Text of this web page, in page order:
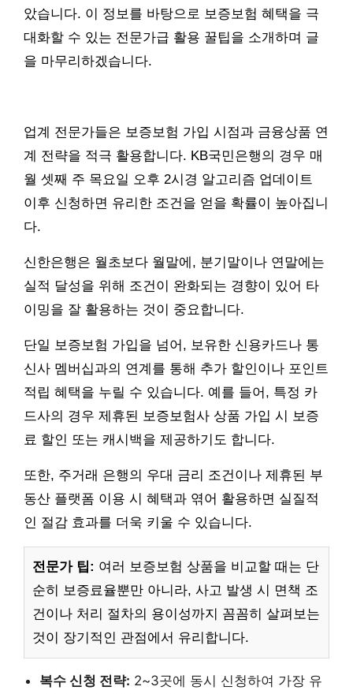
았습니다. 이 정보를 바탕으로 보증보험 혜택을 극
대화할 수 있는 전문가급 활용 꿀팁을 소개하며 글
을 마무리하겠습니다.
업계 전문가들은 보증보험 가입 시점과 금융상품 연
계 전략을 적극 활용합니다. KB국민은행의 경우 매
월 셋째 주 목요일 오후 2시경 알고리즘 업데이트
이후 신청하면 유리한 조건을 얻을 확률이 높아집니
다.
신한은행은 월초보다 월말에, 분기말이나 연말에는
실적 달성을 위해 조건이 완화되는 경향이 있어 타
이밍을 잘 활용하는 것이 중요합니다.
단일 보증보험 가입을 넘어, 보유한 신용카드나 통
신사 멤버십과의 연계를 통해 추가 할인이나 포인트
적립 혜택을 누릴 수 있습니다. 예를 들어, 특정 카
드사의 경우 제휴된 보증보험사 상품 가입 시 보증
료 할인 또는 캐시백을 제공하기도 합니다.
또한, 주거래 은행의 우대 금리 조건이나 제휴된 부
동산 플랫폼 이용 시 혜택과 엮어 활용하면 실질적
인 절감 효과를 더욱 키울 수 있습니다.
전문가 팁: 여러 보증보험 상품을 비교할 때는 단
순히 보증료율뿐만 아니라, 사고 발생 시 면책 조
건이나 처리 절차의 용이성까지 꼼꼼히 살펴보는
것이 장기적인 관점에서 유리합니다.
복수 신청 전략: 2~3곳에 동시 신청하여 가장 유